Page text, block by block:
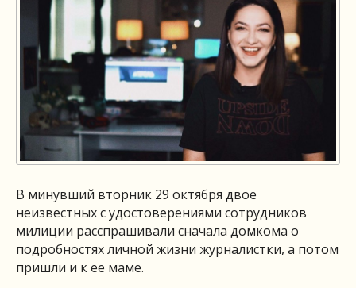
В минувший вторник 29 октября двое
неизвестных с удостоверениями сотрудников
милиции расспрашивали сначала домкома о
подробностях личной жизни журналистки, а потом
пришли и к ее маме.